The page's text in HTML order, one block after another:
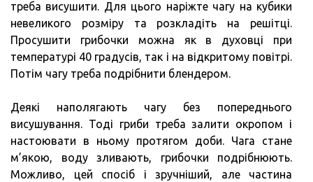
треба висушити. Для цього наріжте чагу на кубики
невеликого розміру та розкладіть на решітці.
Просушити грибочки можна як в духовці при
температурі 40 градусів, так і на відкритому повітрі.
Потім чагу треба подрібнити блендером.
Деякі наполягають чагу без попереднього
висушування. Тоді гриби треба залити окропом і
настоювати в ньому протягом доби. Чага стане
м’якою, воду зливають, грибочки подрібнюють.
Можливо, цей спосіб і зручніший, але частина